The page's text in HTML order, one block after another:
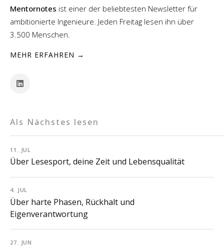
Mentornotes ist einer der beliebtesten Newsletter für
ambitionierte Ingenieure. Jeden Freitag lesen ihn über
3.500 Menschen.
MEHR ERFAHREN →
Als Nächstes lesen
11. JUL
Über Lesesport, deine Zeit und Lebensqualität
4. JUL
Über harte Phasen, Rückhalt und
Eigenverantwortung
27. JUN